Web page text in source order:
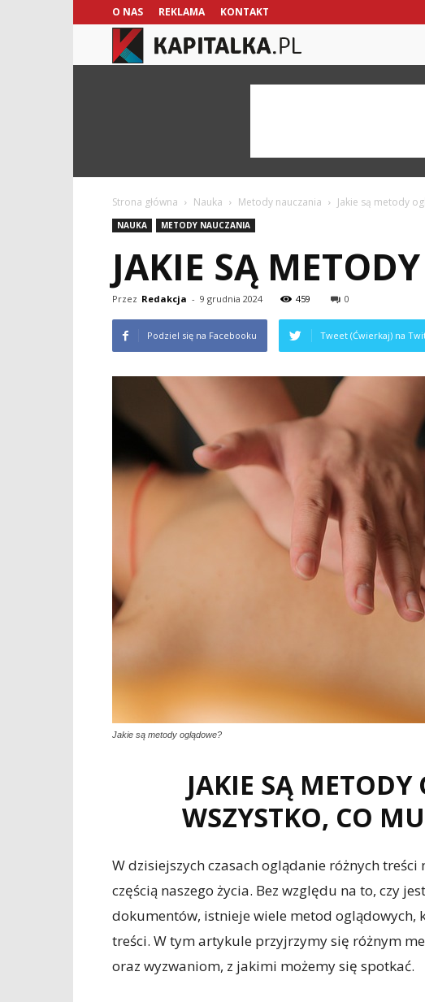
O NAS REKLAMA KONTAKT
Strona główna Nauka Metody nauczania Jakie są metody
NAUKA METODY NAUCZANIA
JAKIE SĄ
Przez Redakcja - 9 grudnia 2024 459 0
Podziel się na Facebooku Tweet (Ćwierkaj) na
Jakie są metody oglądowe?
JAKIE SĄ METODY
WSZYSTKO, CO
W dzisiejszych czasach oglądanie różnych
częścią naszego życia. Bez względu na to, czy
dokumentów, istnieje wiele metod
treści. W tym artykule przyjrzymy się różnym
oraz wyzwaniom, z jakimi możemy się spotkać.